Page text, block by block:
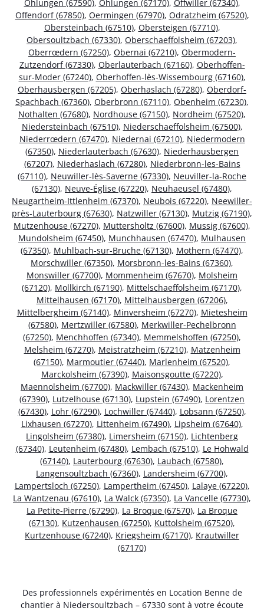
Ohlungen (67590), Ohlungen (67170), Offwiller (67340),
Offendorf (67850), Oermingen (67970), Odratzheim (67520),
Obersteinbach (67510), Obersteigen (67710),
Obersoultzbach (67330), Oberschaeffolsheim (67203),
Oberrœdern (67250), Obernai (67210), Obermodern-
Zutzendorf (67330), Oberlauterbach (67160), Oberhoffen-
sur-Moder (67240), Oberhoffen-lès-Wissembourg (67160),
Oberhausbergen (67205), Oberhaslach (67280), Oberdorf-
Spachbach (67360), Oberbronn (67110), Obenheim (67230),
Nothalten (67680), Nordhouse (67150), Nordheim (67520),
Niedersteinbach (67510), Niederschaeffolsheim (67500),
Niederrœdern (67470), Niedernai (67210), Niedermodern
(67350), Niederlauterbach (67630), Niederhausbergen
(67207), Niederhaslach (67280), Niederbronn-les-Bains
(67110), Neuwiller-lès-Saverne (67330), Neuviller-la-Roche
(67130), Neuve-Église (67220), Neuhaeusel (67480),
Neugartheim-Ittlenheim (67370), Neubois (67220), Neewiller-
près-Lauterbourg (67630), Natzwiller (67130), Mutzig (67190),
Mutzenhouse (67270), Muttersholtz (67600), Mussig (67600),
Mundolsheim (67450), Munchhausen (67470), Mulhausen
(67350), Muhlbach-sur-Bruche (67130), Mothern (67470),
Morschwiller (67350), Morsbronn-les-Bains (67360),
Monswiller (67700), Mommenheim (67670), Molsheim
(67120), Mollkirch (67190), Mittelschaeffolsheim (67170),
Mittelhausen (67170), Mittelhausbergen (67206),
Mittelbergheim (67140), Minversheim (67270), Mietesheim
(67580), Mertzwiller (67580), Merkwiller-Pechelbronn
(67250), Menchhoffen (67340), Memmelshoffen (67250),
Melsheim (67270), Meistratzheim (67210), Matzenheim
(67150), Marmoutier (67440), Marlenheim (67520),
Marckolsheim (67390), Maisonsgoutte (67220),
Maennolsheim (67700), Mackwiller (67430), Mackenheim
(67390), Lutzelhouse (67130), Lupstein (67490), Lorentzen
(67430), Lohr (67290), Lochwiller (67440), Lobsann (67250),
Lixhausen (67270), Littenheim (67490), Lipsheim (67640),
Lingolsheim (67380), Limersheim (67150), Lichtenberg
(67340), Leutenheim (67480), Lembach (67510), Le Hohwald
(67140), Lauterbourg (67630), Laubach (67580),
Langensoultzbach (67360), Landersheim (67700),
Lampertsloch (67250), Lampertheim (67450), Lalaye (67220),
La Wantzenau (67610), La Walck (67350), La Vancelle (67730),
La Petite-Pierre (67290), La Broque (67570), La Broque
(67130), Kutzenhausen (67250), Kuttolsheim (67520),
Kurtzenhouse (67240), Kriegsheim (67170), Krautwiller
(67170)
Des professionnels expérimentés en Location Benne de
chantier à Niedersoultzbach – 67330 sont à votre écoute